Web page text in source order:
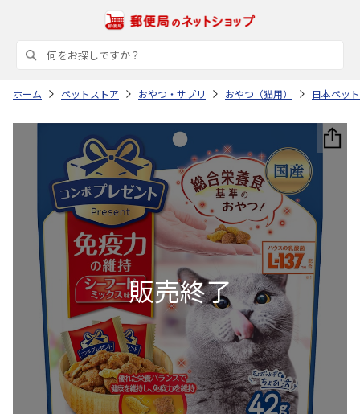
ホーム ペットストア おやつ・サプリ おやつ（猫用） 日本ペッ